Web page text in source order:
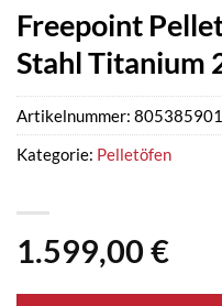
Freepoint
Stahl Titanium
1.599,00 €
Artikelnummer:
Kategorie: Pelletöfen